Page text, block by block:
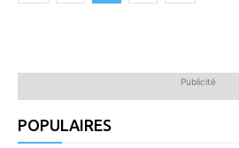
Publicité
POPULAIRES